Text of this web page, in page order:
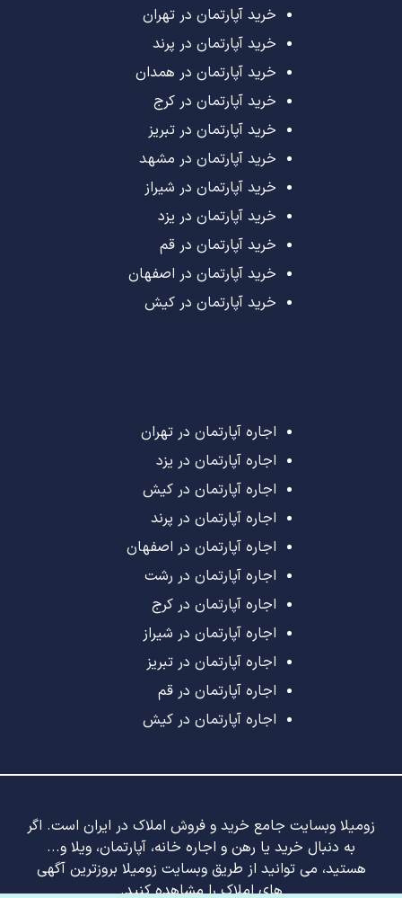
خرید آپارتمان در تهران
خرید آپارتمان در پرند
خرید آپارتمان در همدان
خرید آپارتمان در کرج
خرید آپارتمان در تبریز
خرید آپارتمان در مشهد
خرید آپارتمان در شیراز
خرید آپارتمان در یزد
خرید آپارتمان در قم
خرید آپارتمان در اصفهان
خرید آپارتمان در کیش
اجاره آپارتمان در تهران
اجاره آپارتمان در یزد
اجاره آپارتمان در کیش
اجاره آپارتمان در پرند
اجاره آپارتمان در اصفهان
اجاره آپارتمان در رشت
اجاره آپارتمان در کرج
اجاره آپارتمان در شیراز
اجاره آپارتمان در تبریز
اجاره آپارتمان در قم
اجاره آپارتمان در کیش
زومیلا وبسایت جامع خرید و فروش املاک در ایران است. اگر
به دنبال خرید یا رهن و اجاره خانه، آپارتمان، ویلا و...
هستید، می توانید از طریق وبسایت زومیلا بروزترین آگهی
های املاک را مشاهده کنید.